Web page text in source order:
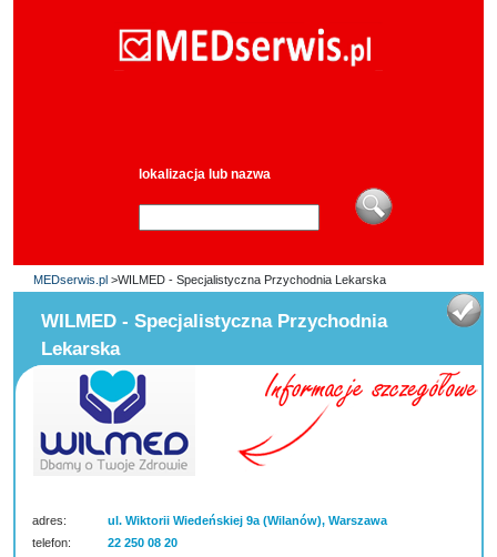
lokalizacja lub nazwa
MEDserwis.pl >WILMED - Specjalistyczna Przychodnia Lekarska
WILMED - Specjalistyczna Przychodnia
Lekarska
adres:
ul. Wiktorii Wiedeńskiej 9a (Wilanów), Warszawa
telefon:
22 250 08 20